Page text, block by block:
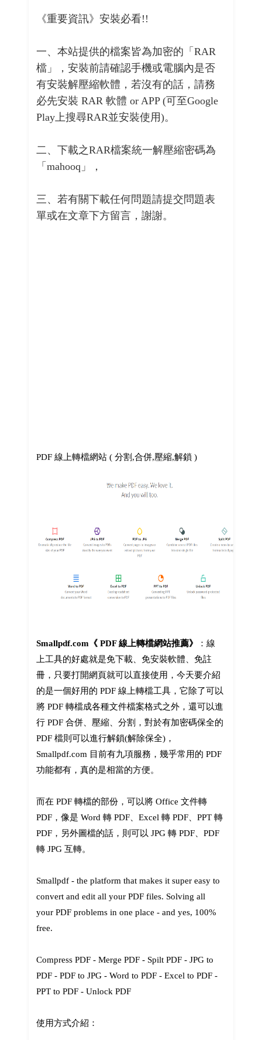
《重要資訊》安裝必看!!
一、本站提供的檔案皆為加密的「RAR
檔」，安裝前請確認手機或電腦內是否
有安裝解壓縮軟體，若沒有的話，請務
必先安裝 RAR 軟體 or APP (可至Google
Play上搜尋RAR並安裝使用)。
二、下載之RAR檔案統一解壓縮密碼為
「mahooq」，
三、若有關下載任何問題請提交問題表
單或在文章下方留言，謝謝。
PDF 線上轉檔網站 ( 分割,合併,壓縮,解鎖 )
Smallpdf.com《 PDF 線上轉檔網站推薦》
：線
上工具的好處就是免下載、免安裝軟體、免註
冊，只要打開網頁就可以直接使用，今天要介紹
的是一個好用的 PDF 線上轉檔工具，它除了可以
將 PDF 轉檔成各種文件檔案格式之外，還可以進
行 PDF 合併、壓縮、分割，對於有加密碼保全的
PDF 檔則可以進行解鎖(解除保全)，
Smallpdf.com 目前有九項服務，幾乎常用的 PDF
功能都有，真的是相當的方便。
而在 PDF 轉檔的部份，可以將 Office 文件轉
PDF，像是 Word 轉 PDF、Excel 轉 PDF、PPT 轉
PDF，另外圖檔的話，則可以 JPG 轉 PDF、PDF
轉 JPG 互轉。
Smallpdf - the platform that makes it super easy to
convert and edit all your PDF files. Solving all
your PDF problems in one place - and yes, 100%
free.
‎Compress PDF - ‎Merge PDF - Spilt PDF‎ - ‎JPG to
PDF - ‎PDF to JPG - ‎Word to PDF - ‎Excel to PDF -
‎PPT to PDF - ‎Unlock PDF
使用方式介紹：